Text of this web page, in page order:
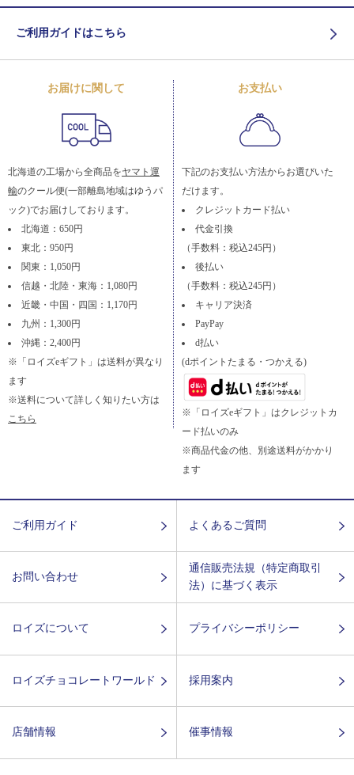
ご利用ガイドはこちら
お届けに関して
北海道の工場から全商品をヤマト運
輸のクール便(一部離島地域はゆうパ
ック)でお届けしております。
北海道：650円
東北：950円
関東：1,050円
信越・北陸・東海：1,080円
近畿・中国・四国：1,170円
九州：1,300円
沖縄：2,400円
※「ロイズeギフト」は送料が異なり
ます
※送料について詳しく知りたい方は
こちら
お支払い
下記のお支払い方法からお選びいた
だけます。
クレジットカード払い
代金引換
（手数料：税込245円）
後払い
（手数料：税込245円）
キャリア決済
PayPay
d払い
(dポイントたまる・つかえる)
※「ロイズeギフト」はクレジットカ
ード払いのみ
※商品代金の他、別途送料がかかり
ます
ご利用ガイド よくあるご質問
お問い合わせ
通信販売法規（特定商取引
法）に基づく表示
ロイズについて プライバシーポリシー
ロイズチョコレートワールド 採用案内
店舗情報 催事情報